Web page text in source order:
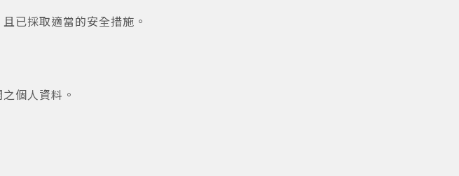
已採取適當的安全措施。
個人資料。